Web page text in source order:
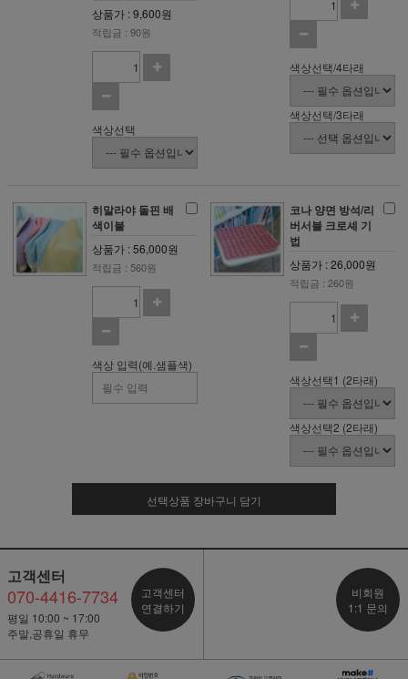
상품가 : 9,600원
적립금 : 90원
색상선택
색상선택/4타래
색상선택/3타래
히말라야 돌핀 배
색이불
상품가 : 56,000원
적립금 : 560원
색상 입력(예.샘플색)
코나 양면 방석/리
버서블 크로셰 기
법
상품가 : 26,000원
적립금 : 260원
색상선택1 (2타래)
색상선택2 (2타래)
선택상품 장바구니 담기
고객센터
070-4416-7734
평일 10:00 ~ 17:00
주말,공휴일 휴무
고객센터
연결하기
비회원
1:1 문의